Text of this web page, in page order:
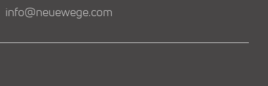
info@neuewege.com